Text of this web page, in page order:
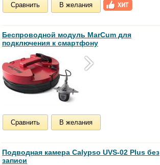
Сравнить В желания
Беспроводной модуль MarCum для
подключения к смартфону
Сравнить В желания
Подводная камера Calypso UVS-02 Plus без
записи